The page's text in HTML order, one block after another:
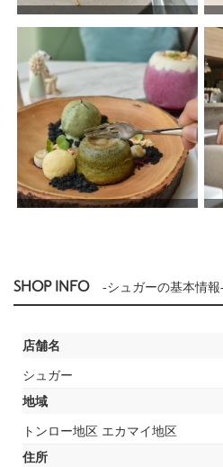
SHOP INFO -シュガーの基本情報
店舗名
シュガー
地域
トンロー地区 エカマイ地区
住所